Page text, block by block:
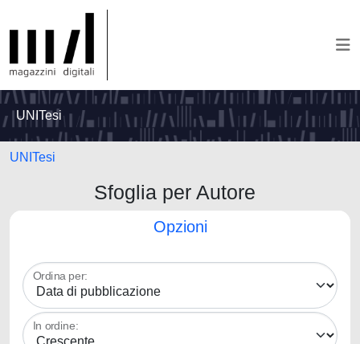
UNITesi
UNITesi
Sfoglia per Autore
Opzioni
Ordina per:
In ordine: